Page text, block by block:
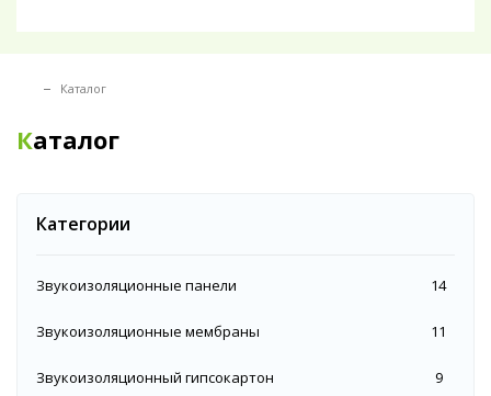
Каталог
Каталог
Категории
Звукоизоляционные панели 14
Звукоизоляционные мембраны 11
Звукоизоляционный гипсокартон 9